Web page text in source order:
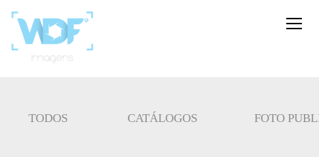
TODOS CATÁLOGOS FOTO